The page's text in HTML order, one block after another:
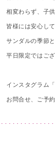
相変わらず、子
皆様には安心し
サンダルの季節
平日限定ではご
インスタグラム
お問合せ、ご予